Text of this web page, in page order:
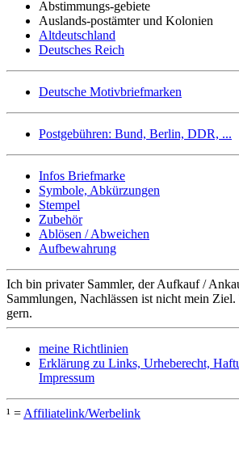
Abstimmungs-gebiete
Auslands-postämter und Kolonien
Altdeutschland
Deutsches Reich
Deutsche Motivbriefmarken
Postgebühren: Bund, Berlin, DDR, ...
Infos Briefmarke
Symbole, Abkürzungen
Stempel
Zubehör
Ablösen / Abweichen
Aufbewahrung
Ich bin privater Sammler, der Aufkauf /
Sammlungen, Nachlässen ist nicht mein
gern.
meine Richtlinien
Erklärung zu Links, Urheberecht,
Impressum
¹ = Affiliatelink/Werbelink